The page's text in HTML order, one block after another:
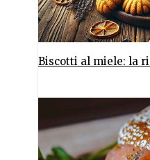
Biscotti al miele: la